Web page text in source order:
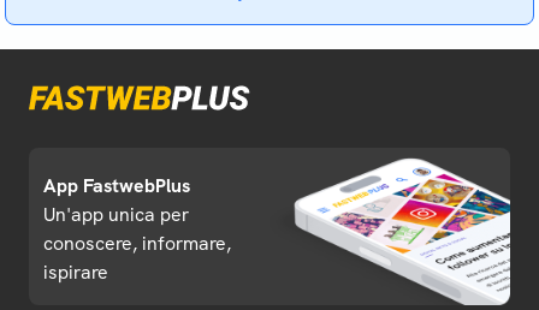
App FastwebPlus
Un'app unica per
conoscere, informare,
ispirare